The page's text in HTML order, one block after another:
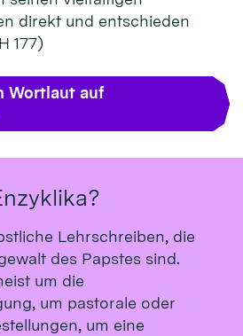
direkt und entschieden
177)
Wortlaut auf
Lehrschreiben, die
des Papstes sind.
um die
um pastorale oder
um eine